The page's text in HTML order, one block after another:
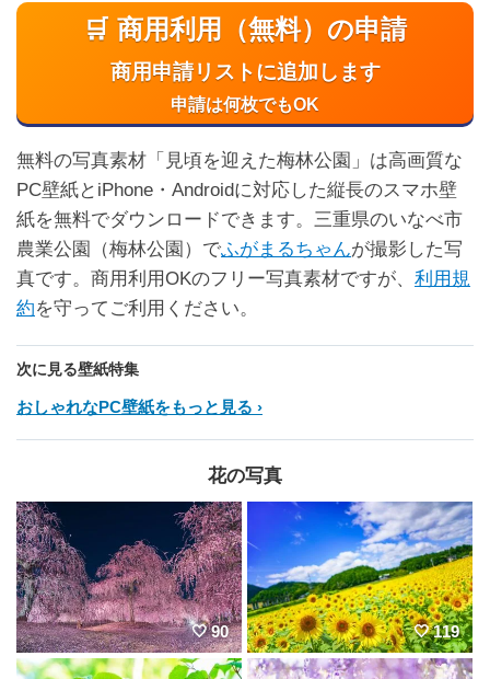
🛒 商用利用（無料）の申請
商用申請リストに追加します
申請は何枚でもOK
無料の写真素材「見頃を迎えた梅林公園」は高画質な
PC壁紙とiPhone・Androidに対応した縦長のスマホ壁
紙を無料でダウンロードできます。三重県のいなべ市
農業公園（梅林公園）でふがまるちゃんが撮影した写
真です。商用利用OKのフリー写真素材ですが、 利用規
約を守ってご利用ください。
次に見る壁紙特集
おしゃれなPC壁紙をもっと見る
花の写真
90 119